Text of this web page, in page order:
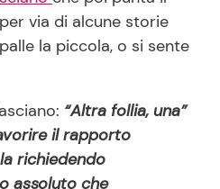
via di alcune storie
la piccola, o si sente
“Altra follia, una”
il rapporto
richiedendo
assoluto che